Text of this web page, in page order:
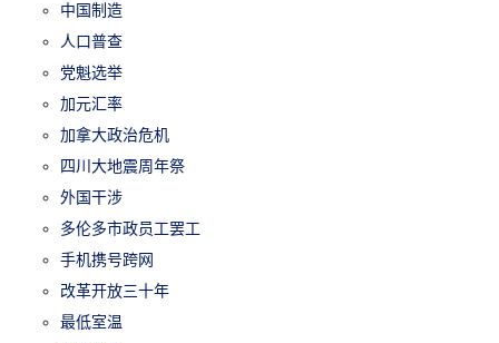
中国制造
人口普查
党魁选举
加元汇率
加拿大政治危机
四川大地震周年祭
外国干涉
多伦多市政员工罢工
手机携号跨网
改革开放三十年
最低室温